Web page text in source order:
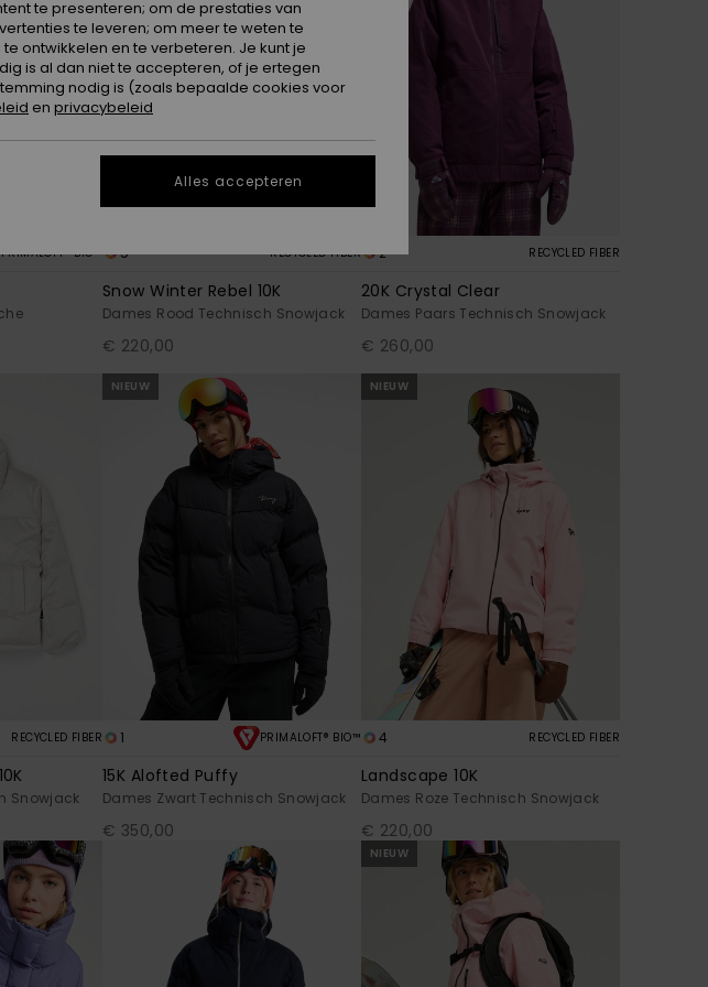
PRIMALOFT® BIO™ 5 RECYCLED FIBER
Snow Winter Rebel 10K
Dames Rood Technisch Snowjack
€ 220,00
2 RECYCLED FIBER
20K Crystal Clear
Dames Paars Technisch Snowjack
€ 260,00
RECYCLED FIBER
Snowjack
NIEUW
1 PRIMALOFT® BIO™
15K Alofted Puffy
Dames Zwart Technisch Snowjack
€ 350,00
NIEUW
4 RECYCLED FIBER
Landscape 10K
Dames Roze Technisch Snowjack
€ 220,00
NIEUW
te presenteren; om de prestaties van
te leveren; om meer te weten te
ontwikkelen en te verbeteren. Je kunt je
is al dan niet te accepteren, of je ertegen
nodig is (zoals bepaalde cookies voor
en privacybeleid
Alles accepteren